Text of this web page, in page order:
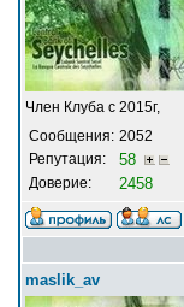
Член Клуба с 2015г,
Сообщения: 2052
Репутация:
58
Доверие: 2458
maslik_av